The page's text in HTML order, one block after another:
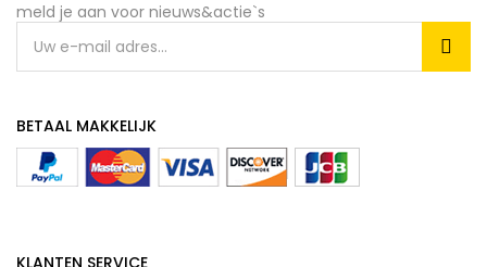
meld je aan voor nieuws&actie`s
BETAAL MAKKELIJK